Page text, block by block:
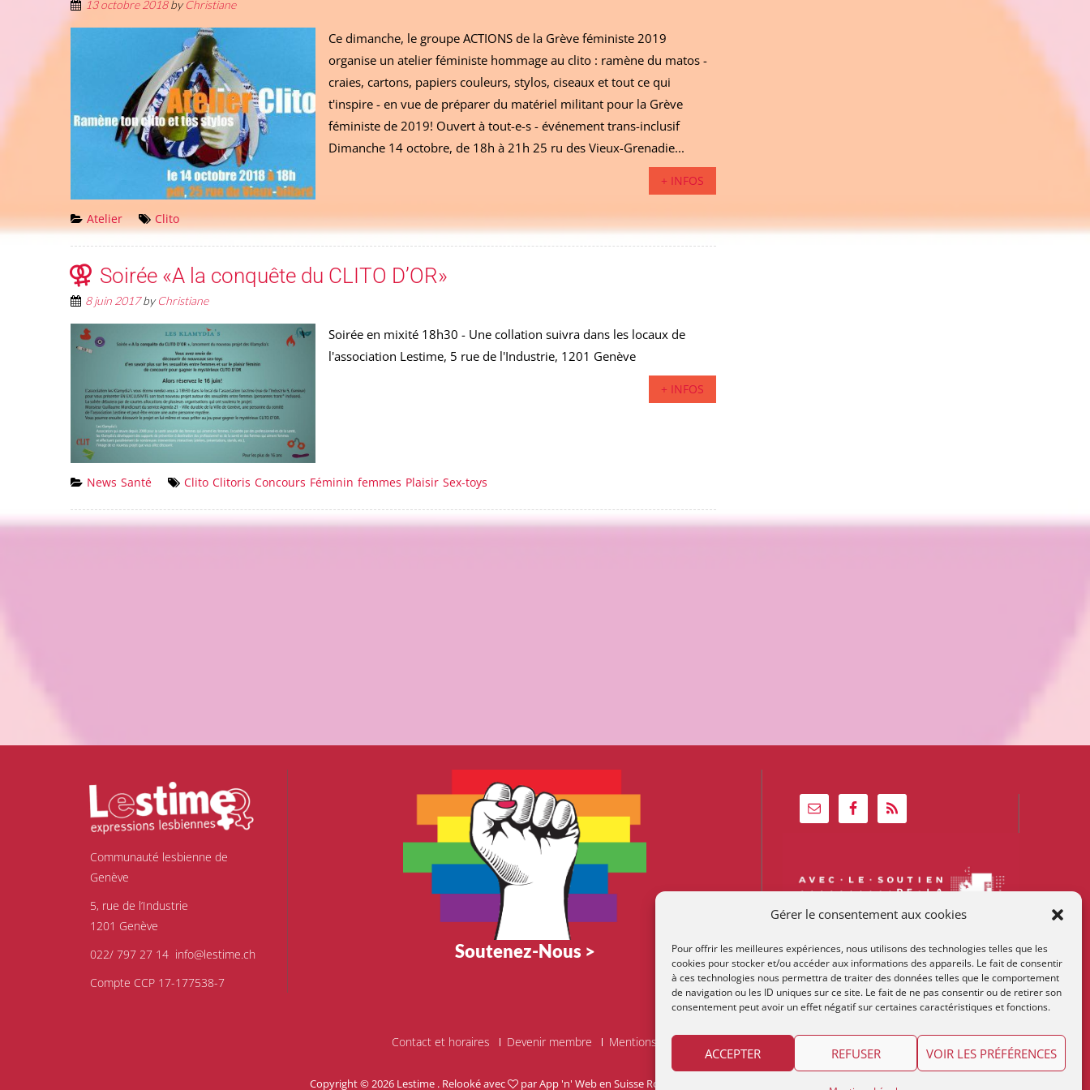
Gérer le consentement aux cookies
Pour offrir les meilleures expériences, nous utilisons des technologies telles que les
cookies pour stocker et/ou accéder aux informations des appareils. Le fait de consentir
à ces technologies nous permettra de traiter des données telles que le comportement
de navigation ou les ID uniques sur ce site. Le fait de ne pas consentir ou de retirer son
consentement peut avoir un effet négatif sur certaines caractéristiques et fonctions.
ACCEPTER REFUSER VOIR LES PRÉFÉRENCES
13 octobre 2018byChristiane
Ce dimanche, le groupe ACTIONS de la Grève féministe 2019
organise un atelier féministe hommage au clito : ramène du matos -
craies, cartons, papiers couleurs, stylos, ciseaux et tout ce qui
t'inspire - en vue de préparer du matériel militant pour la Grève
féministe de 2019! Ouvert à tout-e-s - événement trans-inclusif
Dimanche 14 octobre, de 18h à 21h 25 ru des Vieux-Grenadie...
+ INFOS
Atelier Clito
Soirée «A la conquête du CLITO D’OR»
8 juin 2017byChristiane
Soirée en mixité 18h30 - Une collation suivra dans les locaux de
l'association Lestime, 5 rue de l'Industrie, 1201 Genève
+ INFOS
News Santé Clito Clitoris Concours Féminin femmes Plaisir Sex-toys
Communauté lesbienne de
Genève
5, rue de l’Industrie
1201 Genève
022/ 797 27 14 info@lestime.ch
Compte CCP 17-177538-7
Soutenez-Nous >
Contact et horaires Devenir membre Mentions Légales
Copyright © 2026 Lestime . Relooké avec parApp 'n' Weben Suisse Romande